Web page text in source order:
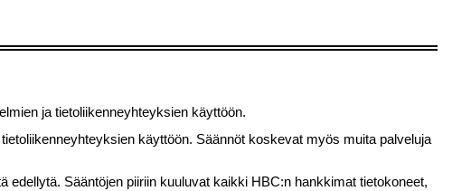
ja tietoliikenneyhteyksien käyttöön.
käyttöön. Säännöt koskevat myös muita palveluja
Sääntöjen piiriin kuuluvat kaikki HBC:n hankkimat tietokoneet,